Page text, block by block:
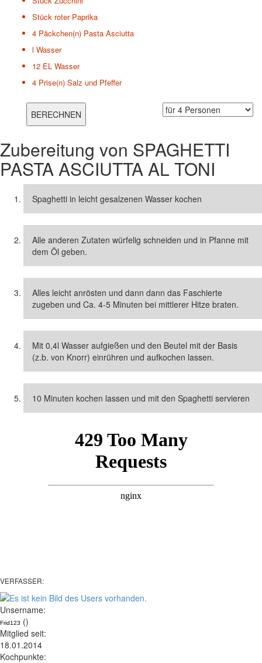
Stück roter Paprika
4 Päckchen(n) Pasta Asciutta
l Wasser
12 EL Wasser
4 Prise(n) Salz und Pfeffer
Zubereitung von SPAGHETTI
PASTA ASCIUTTA AL TONI
Spaghetti in leicht gesalzenen Wasser kochen
Alle anderen Zutaten würfelig schneiden und in Pfanne mit
dem Öl geben.
Alles leicht anrösten und dann dann das Faschierte
zugeben und Ca. 4-5 Minuten bei mittlerer Hitze braten.
Mit 0,4l Wasser aufgießen und den Beutel mit der Basis
(z.b. von Knorr) einrühren und aufkochen lassen.
10 Minuten kochen lassen und mit den Spaghetti servieren
VERFASSER:
Unsername:
Frid123 ()
Mitglied seit:
18.01.2014
Kochpunkte: